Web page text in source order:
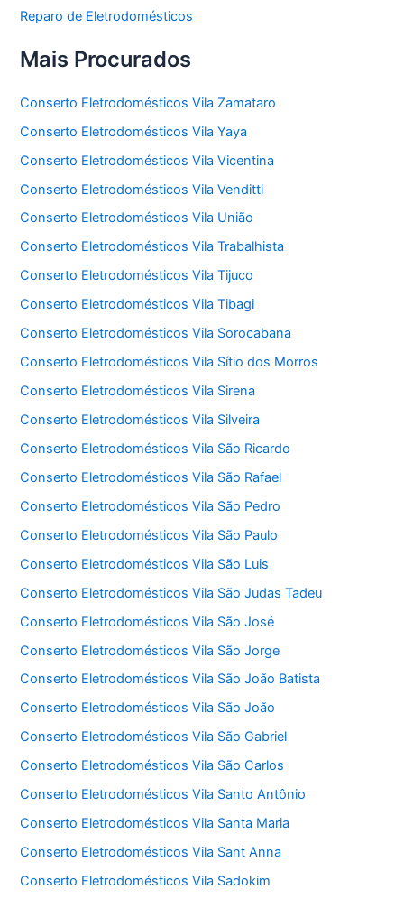
Reparo de Eletrodomésticos
Mais Procurados
Conserto Eletrodomésticos Vila Zamataro
Conserto Eletrodomésticos Vila Yaya
Conserto Eletrodomésticos Vila Vicentina
Conserto Eletrodomésticos Vila Venditti
Conserto Eletrodomésticos Vila União
Conserto Eletrodomésticos Vila Trabalhista
Conserto Eletrodomésticos Vila Tijuco
Conserto Eletrodomésticos Vila Tibagi
Conserto Eletrodomésticos Vila Sorocabana
Conserto Eletrodomésticos Vila Sítio dos Morros
Conserto Eletrodomésticos Vila Sirena
Conserto Eletrodomésticos Vila Silveira
Conserto Eletrodomésticos Vila São Ricardo
Conserto Eletrodomésticos Vila São Rafael
Conserto Eletrodomésticos Vila São Pedro
Conserto Eletrodomésticos Vila São Paulo
Conserto Eletrodomésticos Vila São Luis
Conserto Eletrodomésticos Vila São Judas Tadeu
Conserto Eletrodomésticos Vila São José
Conserto Eletrodomésticos Vila São Jorge
Conserto Eletrodomésticos Vila São João Batista
Conserto Eletrodomésticos Vila São João
Conserto Eletrodomésticos Vila São Gabriel
Conserto Eletrodomésticos Vila São Carlos
Conserto Eletrodomésticos Vila Santo Antônio
Conserto Eletrodomésticos Vila Santa Maria
Conserto Eletrodomésticos Vila Sant Anna
Conserto Eletrodomésticos Vila Sadokim